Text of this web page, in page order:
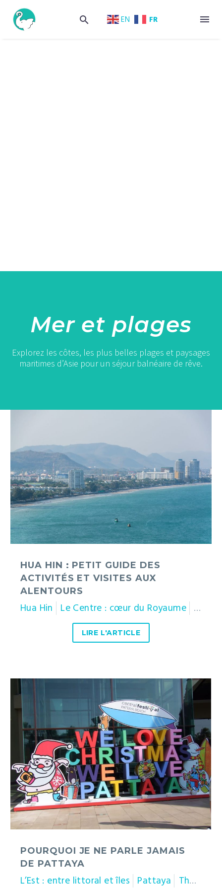
EN FR
Mer et plages
Explorez les côtes, les plus belles plages et paysages
maritimes d’Asie pour un séjour balnéaire de rêve.
petit
guide
des
activités
et
visites
aux
alentours
HUA HIN : PETIT GUIDE DES
ACTIVITÉS ET VISITES AUX
ALENTOURS
Hua Hin Le Centre : cœur du Royaume
LIRE L'ARTICLE
Pourquoi
je
ne
parle
jamais
Pattaya
POURQUOI JE NE PARLE JAMAIS
DE PATTAYA
L’Est : entre littoral et îles Pattaya Thaïlande